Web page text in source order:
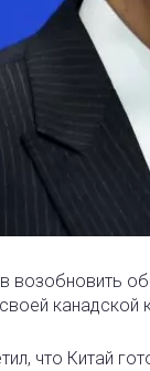
возобновить
канадской
что Китай